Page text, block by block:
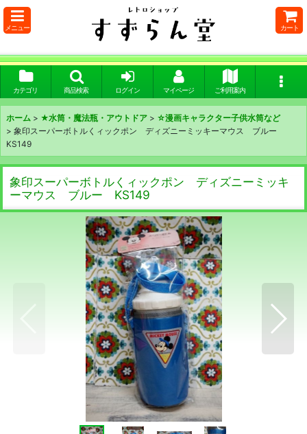
メニュー カート
カテゴリ 商品検索 ログイン マイページ ご利用案内
ホーム > ★水筒・魔法瓶・アウトドア > ☆漫画キャラクター子供水筒など
> 象印スーパーボトルくィックポン ディズニーミッキーマウス ブルー
KS149
象印スーパーボトルくィックポン ディズニーミッキ
ーマウス ブルー KS149